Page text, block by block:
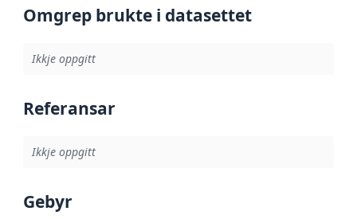
Omgrep brukte i datasettet
Ikkje oppgitt
Referansar
Ikkje oppgitt
Gebyr